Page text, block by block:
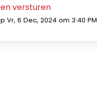
versturen
Vr, 6 Dec, 2024 om 3:40 PM